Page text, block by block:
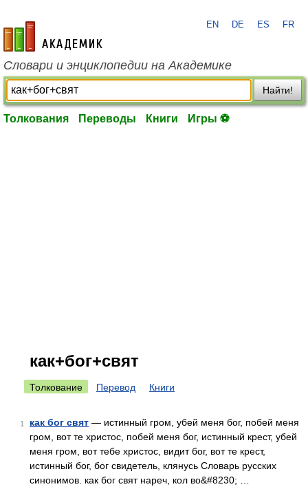
academic.ru
EN DE ES FR
Словари и энциклопедии на Академике
Найти!
Толкования Переводы Книги Игры ⚽
как+бог+свят
Толкование Перевод Книги
1 как бог свят — истинный гром, убей меня бог, побей меня
гром, вот те христос, побей меня бог, истинный крест, убей
меня гром, вот тебе христос, видит бог, вот те крест,
истинный бог, бог свидетель, клянусь Словарь русских
синонимов. как бог свят нареч, кол во&#8230; …